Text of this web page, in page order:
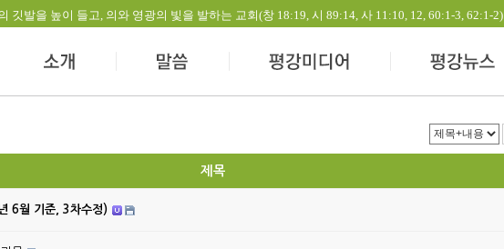
깃발을 높이 들고, 의와 영광의 빛을 발하는 교회(창 18:19, 시 89:14, 사 11:10, 12, 60:1-3, 62:1-2)
제목
6월 기준, 3차수정)